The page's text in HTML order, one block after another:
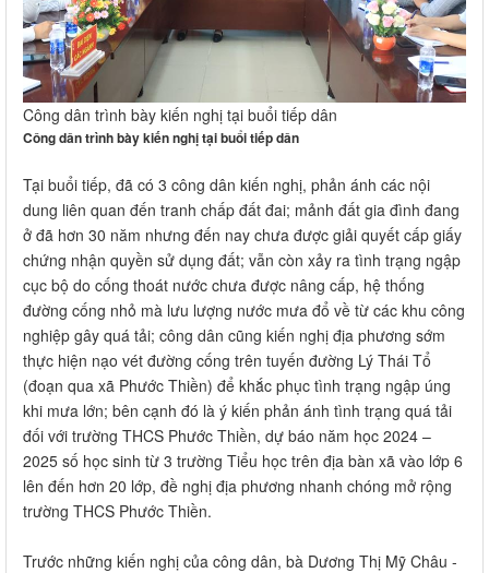
Công dân trình bày kiến nghị tại buổi tiếp dân
Công dân trình bày kiến nghị tại buổi tiếp dân
Tại buổi tiếp, đã có 3 công dân kiến nghị, phản ánh các nội
dung liên quan đến tranh chấp đất đai; mảnh đất gia đình đang
ở đã hơn 30 năm nhưng đến nay chưa được giải quyết cấp giấy
chứng nhận quyền sử dụng đất; vẫn còn xảy ra tình trạng ngập
cục bộ do cống thoát nước chưa được nâng cấp, hệ thống
đường cống nhỏ mà lưu lượng nước mưa đổ về từ các khu công
nghiệp gây quá tải; công dân cũng kiến nghị địa phương sớm
thực hiện nạo vét đường cống trên tuyến đường Lý Thái Tổ
(đoạn qua xã Phước Thiền) để khắc phục tình trạng ngập úng
khi mưa lớn; bên cạnh đó là ý kiến phản ánh tình trạng quá tải
đối với trường THCS Phước Thiền, dự báo năm học 2024 –
2025 số học sinh từ 3 trường Tiểu học trên địa bàn xã vào lớp 6
lên đến hơn 20 lớp, đề nghị địa phương nhanh chóng mở rộng
trường THCS Phước Thiền.
Trước những kiến nghị của công dân, bà Dương Thị Mỹ Châu -